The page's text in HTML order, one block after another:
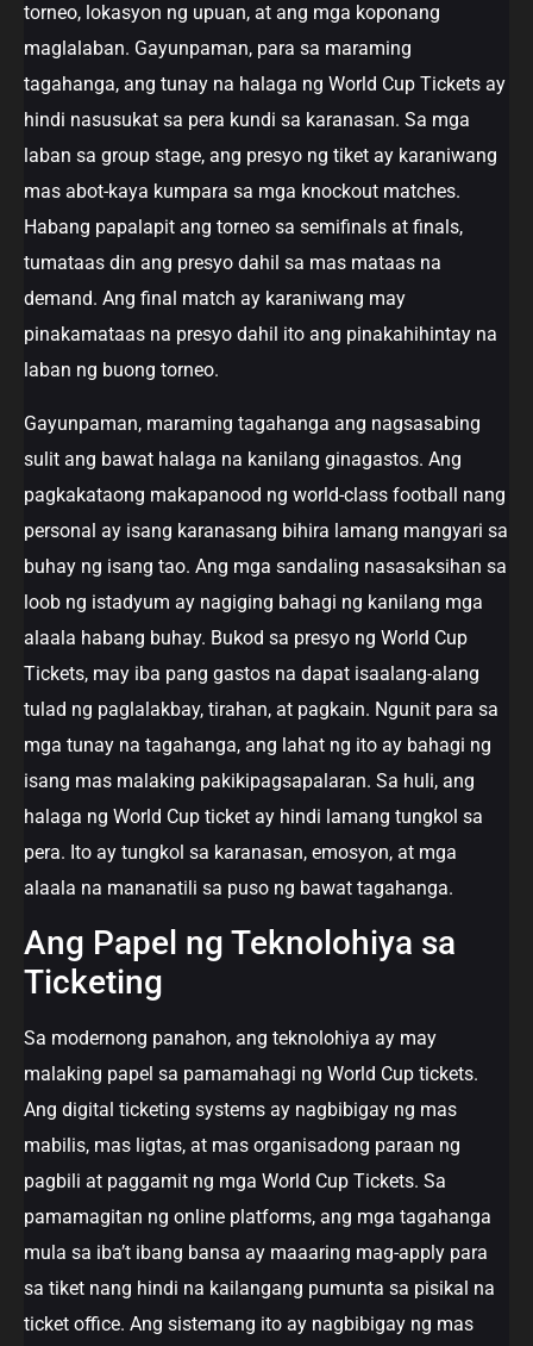
torneo, lokasyon ng upuan, at ang mga koponang
maglalaban. Gayunpaman, para sa maraming
tagahanga, ang tunay na halaga ng World Cup Tickets ay
hindi nasusukat sa pera kundi sa karanasan. Sa mga
laban sa group stage, ang presyo ng tiket ay karaniwang
mas abot-kaya kumpara sa mga knockout matches.
Habang papalapit ang torneo sa semifinals at finals,
tumataas din ang presyo dahil sa mas mataas na
demand. Ang final match ay karaniwang may
pinakamataas na presyo dahil ito ang pinakahihintay na
laban ng buong torneo.
Gayunpaman, maraming tagahanga ang nagsasabing
sulit ang bawat halaga na kanilang ginagastos. Ang
pagkakataong makapanood ng world-class football nang
personal ay isang karanasang bihira lamang mangyari sa
buhay ng isang tao. Ang mga sandaling nasasaksihan sa
loob ng istadyum ay nagiging bahagi ng kanilang mga
alaala habang buhay. Bukod sa presyo ng World Cup
Tickets, may iba pang gastos na dapat isaalang-alang
tulad ng paglalakbay, tirahan, at pagkain. Ngunit para sa
mga tunay na tagahanga, ang lahat ng ito ay bahagi ng
isang mas malaking pakikipagsapalaran. Sa huli, ang
halaga ng World Cup ticket ay hindi lamang tungkol sa
pera. Ito ay tungkol sa karanasan, emosyon, at mga
alaala na mananatili sa puso ng bawat tagahanga.
Ang Papel ng Teknolohiya sa
Ticketing
Sa modernong panahon, ang teknolohiya ay may
malaking papel sa pamamahagi ng World Cup tickets.
Ang digital ticketing systems ay nagbibigay ng mas
mabilis, mas ligtas, at mas organisadong paraan ng
pagbili at paggamit ng mga World Cup Tickets. Sa
pamamagitan ng online platforms, ang mga tagahanga
mula sa iba’t ibang bansa ay maaaring mag-apply para
sa tiket nang hindi na kailangang pumunta sa pisikal na
ticket office. Ang sistemang ito ay nagbibigay ng mas